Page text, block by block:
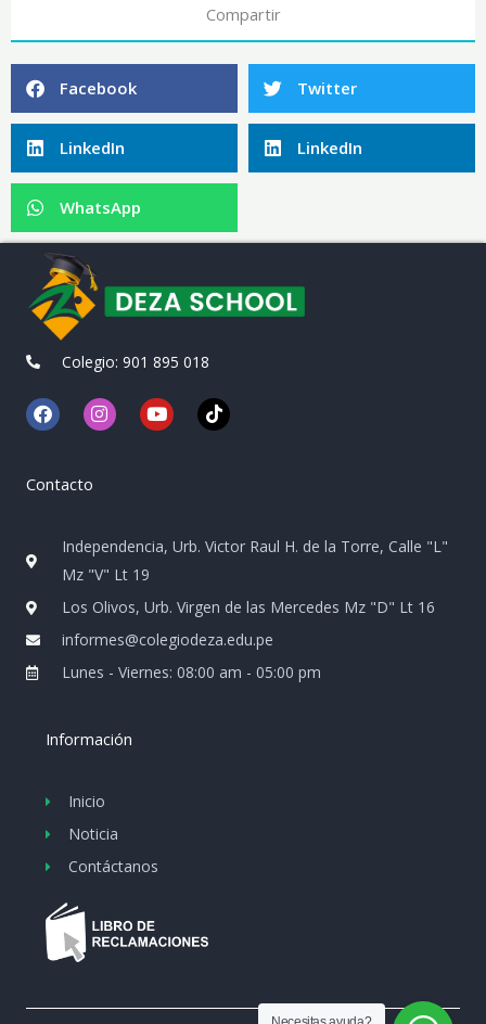
Compartir
Facebook Twitter
LinkedIn LinkedIn
WhatsApp
Colegio: 901 895 018
F
a
b
o
I
n
m
Y
o
T
i
Contacto
Independencia, Urb. Victor Raul H. de la Torre, Calle "L"
Mz "V" Lt 19
Los Olivos, Urb. Virgen de las Mercedes Mz "D" Lt 16
informes@colegiodeza.edu.pe
Lunes - Viernes: 08:00 am - 05:00 pm
Información
Inicio
Noticia
Contáctanos